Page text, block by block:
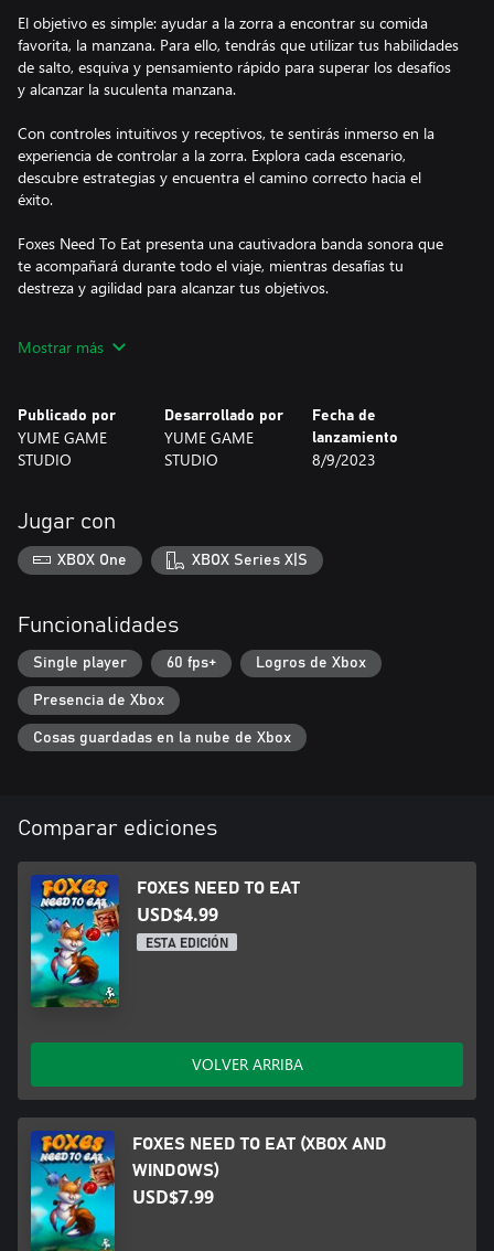
El objetivo es simple: ayudar a la zorra a encontrar su comida
favorita, la manzana. Para ello, tendrás que utilizar tus habilidades
de salto, esquiva y pensamiento rápido para superar los desafíos
y alcanzar la suculenta manzana.
Con controles intuitivos y receptivos, te sentirás inmerso en la
experiencia de controlar a la zorra. Explora cada escenario,
descubre estrategias y encuentra el camino correcto hacia el
éxito.
Foxes Need To Eat presenta una cautivadora banda sonora que
te acompañará durante todo el viaje, mientras desafías tu
destreza y agilidad para alcanzar tus objetivos.
única. Comparte tus experiencias en las redes sociales y desafíalos
Si estás buscando un juego cautivador, con desafíos divertidos y
una zorra adorable como protagonista, ¡Foxes Need To Eat es
perfecto para ti! Prepárate para encantarte con su jugabilidad
este desafío?
Mostrar más
Publicado por
YUME GAME
STUDIO
Desarrollado por
YUME GAME
STUDIO
Fecha de
lanzamiento
8/9/2023
Jugar con
XBOX One XBOX Series X|S
Funcionalidades
Single player 60 fps+ Logros de Xbox
Presencia de Xbox
Cosas guardadas en la nube de Xbox
Comparar ediciones
FOXES NEED TO EAT
USD$4.99
ESTA EDICIÓN
VOLVER ARRIBA
FOXES NEED TO EAT (XBOX AND
WINDOWS)
USD$7.99